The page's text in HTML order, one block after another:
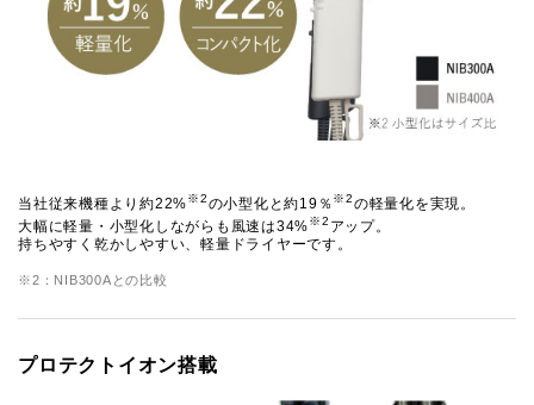
当社従来機種より約22%※2の小型化と約19％ ※2の軽量化を実現。
大幅に軽量・小型化しながらも風速は34%※2 アップ。
持ちやすく乾かしやすい、軽量ドライヤーです。
※2：NIB300Aとの比較
プロテクトイオン搭載